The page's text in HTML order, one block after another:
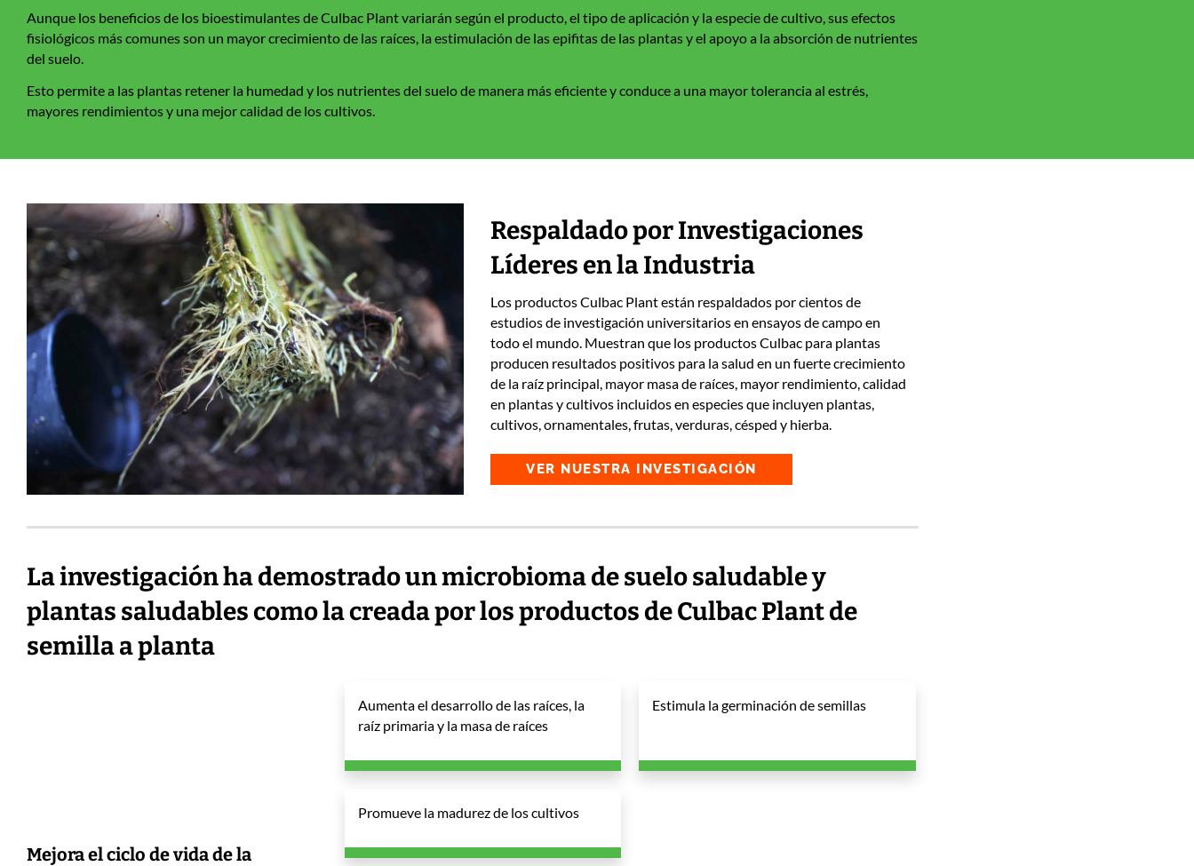
Aunque los beneficios de los bioestimulantes de Culbac Plant variarán según el producto, el tipo de aplicación y la especie de cultivo, sus efectos
fisiológicos más comunes son un mayor crecimiento de las raíces, la estimulación de las epifitas de las plantas y el apoyo a la absorción de nutrientes
del suelo.
Esto permite a las plantas retener la humedad y los nutrientes del suelo de manera más eficiente y conduce a una mayor tolerancia al estrés,
mayores rendimientos y una mejor calidad de los cultivos.
Respaldado por Investigaciones
Líderes en la Industria
Los productos Culbac Plant están respaldados por cientos de
estudios de investigación universitarios en ensayos de campo en
todo el mundo. Muestran que los productos Culbac para plantas
producen resultados positivos para la salud en un fuerte crecimiento
de la raíz principal, mayor masa de raíces, mayor rendimiento, calidad
en plantas y cultivos incluidos en especies que incluyen plantas,
cultivos, ornamentales, frutas, verduras, césped y hierba.
VER NUESTRA INVESTIGACIÓN
La investigación ha demostrado un microbioma de suelo saludable y
plantas saludables como la creada por los productos de Culbac Plant de
semilla a planta
Mejora el ciclo de vida de la
Aumenta el desarrollo de las raíces, la
raíz primaria y la masa de raíces
Estimula la germinación de semillas
Promueve la madurez de los cultivos